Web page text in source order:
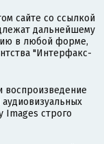
сайте со ссылкой
дальнейшему
в любой форме,
"Интерфакс-
воспроизведение
Images строго